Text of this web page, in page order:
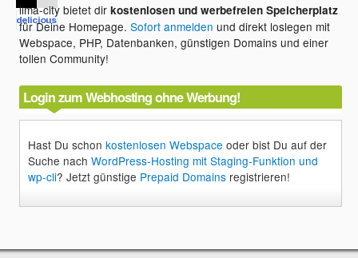
lima-city bietet dirkostenlosen und werbefreien Speicherplatz
für Deine Homepage.Sofort anmelden und direkt loslegen mit
Webspace, PHP, Datenbanken, günstigen Domains und einer
tollen Community!
Login zum Webhosting ohne Werbung!
Hast Du schonkostenlosen Webspace oder bist Du auf der
Suche nachWordPress-Hosting mit Staging-Funktion und
wp-cli? Jetzt günstige Prepaid Domains registrieren!